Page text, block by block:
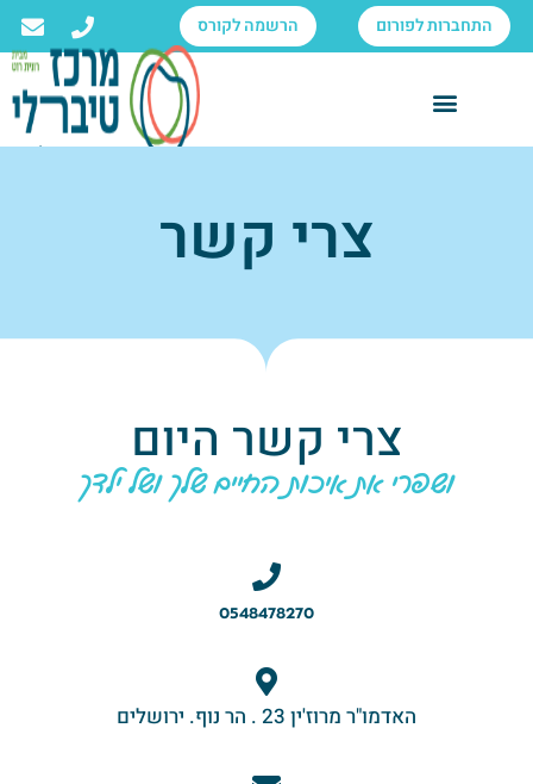
התחברות לפורום הרשמה לקורס
צרי קשר
צרי קשר היום
ושפרי את איכות החיים שלך ושל ילדך
0548478270
האדמו"ר מרוז'ין 23 . הר נוף. ירושלים